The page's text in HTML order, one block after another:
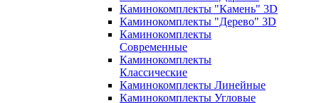
Каминокомплекты "Камень" 3D
Каминокомплекты "Дерево" 3D
Каминокомплекты
Современные
Каминокомплекты
Классические
Каминокомплекты Линейные
Каминокомплекты Угловые